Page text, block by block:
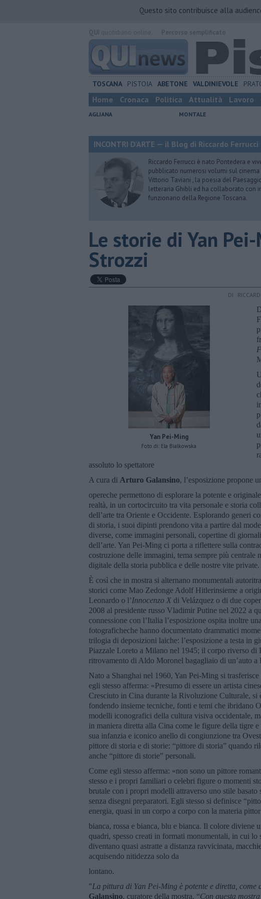
Questo sito contribuisce alla
TOSCANA PISTOIA ABETONE VALDINIEVOLE
Home Cronaca Politica Attualità Lavoro
AGLIANA MONTALE
INCONTRI D'ARTE — il Blog di Riccardo Ferrucci
Riccardo Ferrucci è nato Pontedera e
pubblicato numerosi volumi sul cinema
Vittorio Taviani , la poesia del
letteraria Ghibli ed ha collaborato con
funzionario della Regione Toscana.
​Le storie di Yan
Strozzi
DI
Yan Pei-Ming
Foto di: Ela Bialkowska
assoluto lo spettatore
A cura di Arturo Galansino, l’esposizione propone
opereche permettono di esplorare la potente e
realtà, in un cortocircuito tra vita personale e storia
dell’arte tra Oriente e Occidente. Esplorando generi
di storia, i suoi dipinti prendono vita a partire dal
diverse, come immagini personali, copertine di
dell’arte. Yan Pei-Ming ci porta a riflettere sulla
costruzione delle immagini, tema sempre più
digitale della storia pubblica e delle nostre vite private.
È così che in mostra si alternano monumentali
storici come Mao Zedonge Adolf Hitlerinsieme a
Leonardo o l’Innocenzo X di Velázquez o di due
2008 al presidente russo Vladimir Putine nel 2022 a
connessione con l’Italia l’esposizione ospita inoltre
fotograficheche hanno documentato drammatici
trilogia di deposizioni laiche: l’esposizione a testa in
Piazzale Loreto a Milano nel 1945; il corpo riverso di
ritrovamento di Aldo Moronel bagagliaio di un’auto a
Nato a Shanghai nel 1960, Yan Pei-Ming si
egli stesso afferma: «Presumo di essere un artista
Cresciuto in Cina durante la Rivoluzione Culturale, si
fondendo insieme tecniche, fonti e temi che ibridano
modelli iconografici della cultura visiva occidentale,
in maniera diretta alla Cina come le figure della tigre
sua infanzia e iconico anello di congiunzione tra
pittore di storia e di storie: “pittore di storia” quando
anche “pittore di storie” personali.
Come egli stesso afferma: «non sono un pittore
stesso e i propri familiari o celebri figure o momenti
brutale con i propri modelli attraverso uno stile basato
senza disegni preparatori. Egli stesso si definisce
energia, quasi in un corpo a corpo con la materia
bianca, rossa e bianca, blu e bianca. Il colore diviene
quadri, spesso creati in formati monumentali, in cui lo
diventano quasi astratte a distanza ravvicinata,
acquisendo nitidezza solo da
lontano.
"La pittura di Yan Pei-Ming è potente e diretta, come
Galansino, curatore della mostra. “Con questa